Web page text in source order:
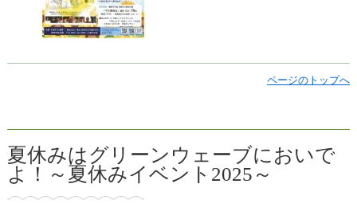
ページのトップへ
夏休みはグリーンウェーブにおいで
よ！～夏休みイベント2025～